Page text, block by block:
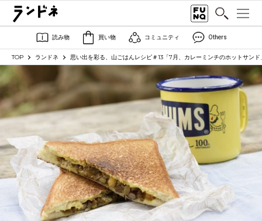
読み物 買い物 コミュニティ Others
TOP ランドネ 思い出を彩る、山ごはんレシピ＃13「7月、カレーミンチのホットサンド